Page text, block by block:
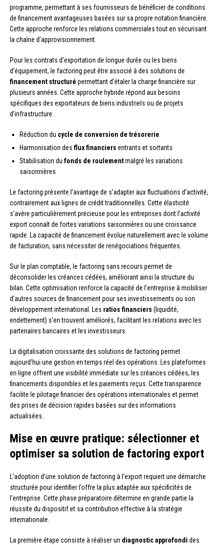
programme, permettant à ses fournisseurs de bénéficier de conditions
de financement avantageuses basées sur sa propre notation financière.
Cette approche renforce les relations commerciales tout en sécurisant
la chaîne d’approvisionnement.
Pour les contrats d’exportation de longue durée ou les biens
d’équipement, le factoring peut être associé à des solutions de
financement structuré permettant d’étaler la charge financière sur
plusieurs années. Cette approche hybride répond aux besoins
spécifiques des exportateurs de biens industriels ou de projets
d’infrastructure.
Réduction du cycle de conversion de trésorerie
Harmonisation des flux financiers entrants et sortants
Stabilisation du fonds de roulementmalgré les variations
saisonnières
Le factoring présente l’avantage de s’adapter aux fluctuations d’activité,
contrairement aux lignes de crédit traditionnelles. Cette élasticité
s’avère particulièrement précieuse pour les entreprises dont l’activité
export connaît de fortes variations saisonnières ou une croissance
rapide. La capacité de financement évolue naturellement avec le volume
de facturation, sans nécessiter de renégociations fréquentes.
Sur le plan comptable, le factoring sans recours permet de
déconsolider les créances cédées, améliorant ainsi la structure du
bilan. Cette optimisation renforce la capacité de l’entreprise à mobiliser
d’autres sources de financement pour ses investissements ou son
développement international. Les ratios financiers (liquidité,
endettement) s’en trouvent améliorés, facilitant les relations avec les
partenaires bancaires et les investisseurs.
La digitalisation croissante des solutions de factoring permet
aujourd’hui une gestion en temps réel des opérations. Les plateformes
en ligne offrent une visibilité immédiate sur les créances cédées, les
financements disponibles et les paiements reçus. Cette transparence
facilite le pilotage financier des opérations internationales et permet
des prises de décision rapides basées sur des informations
actualisées.
Mise en œuvre pratique: sélectionner et
optimiser sa solution de factoring export
L’adoption d’une solution de factoring à l’export requiert une démarche
structurée pour identifier l’offre la plus adaptée aux spécificités de
l’entreprise. Cette phase préparatoire détermine en grande partie la
réussite du dispositif et sa contribution effective à la stratégie
internationale.
La première étape consiste à réaliser un diagnostic approfondi des